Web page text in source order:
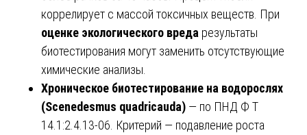
коррелирует с массой токсичных веществ. При
оценке экологического вреда результаты
биотестирования могут заменить отсутствующие
химические анализы.
Хроническое биотестирование на водорослях
(Scenedesmus quadricauda) — по ПНД Ф Т
14.1:2.4.13-06. Критерий — подавление роста